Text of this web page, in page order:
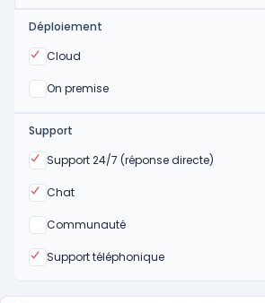
Déploiement
Cloud
Oui
On premise
Oui
Support
Support 24/7 (réponse directe)
Oui
Chat
Oui
Communauté
Non
Support téléphonique
Oui